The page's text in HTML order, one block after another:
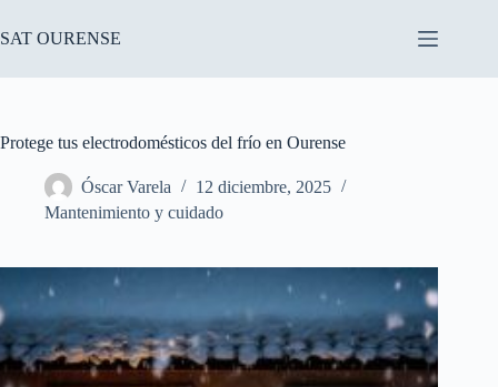
al
contenido
SAT OURENSE
Protege tus electrodomésticos del frío en Ourense
Óscar Varela
12 diciembre, 2025
Mantenimiento y cuidado